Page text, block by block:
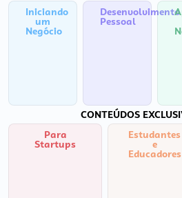
Iniciando
um
Negócio
Desenvolvimento
Pessoal
CONTEÚDOS
Para
Startups
Estudantes
e
Educadores